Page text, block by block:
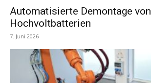
Automatisierte Demontage von
Hochvoltbatterien
7. Juni 2026